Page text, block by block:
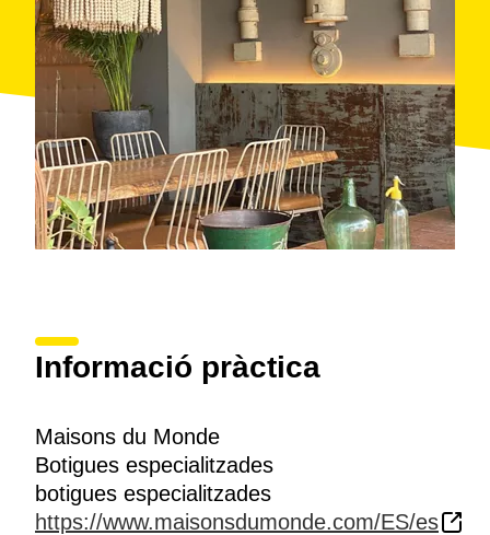
Informació pràctica
Maisons du Monde
Botigues especialitzades
botigues especialitzades
https://www.maisonsdumonde.com/ES/es